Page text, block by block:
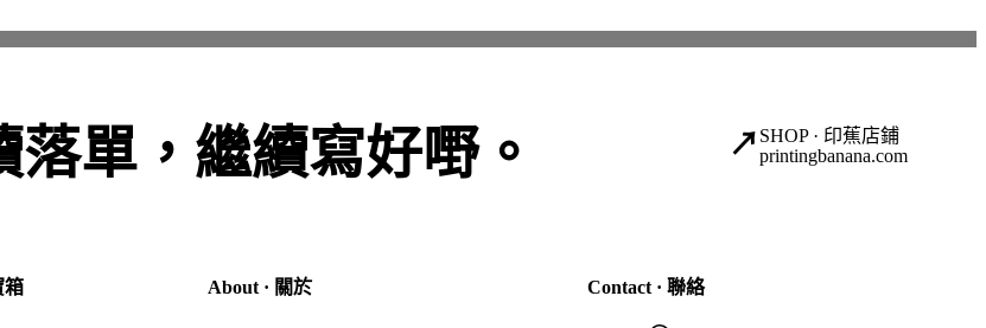
落單，繼續寫好嘢。 ↗ SHOP · 印蕉店鋪
printingbanana.com
箱 About · 關於 Contact · 聯絡